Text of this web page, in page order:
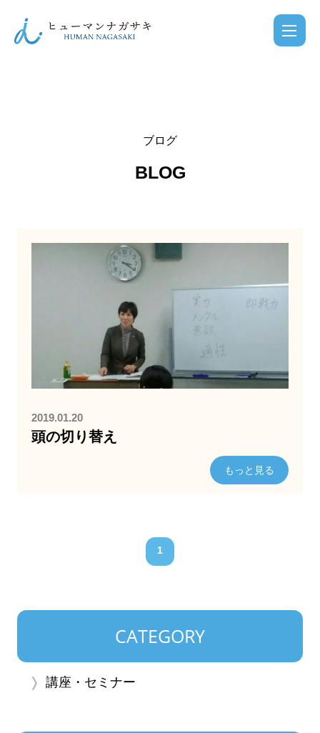
ブログ
BLOG
2019.01.20
頭の切り替え
もっと見る
1
CATEGORY
講座・セミナー